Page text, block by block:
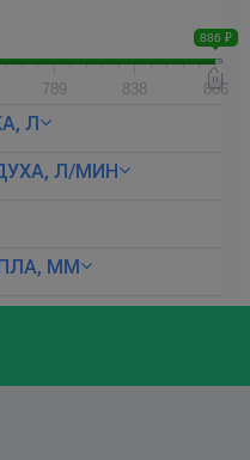
886 ₽
789 838 886
Л
Л/МИН
ММ